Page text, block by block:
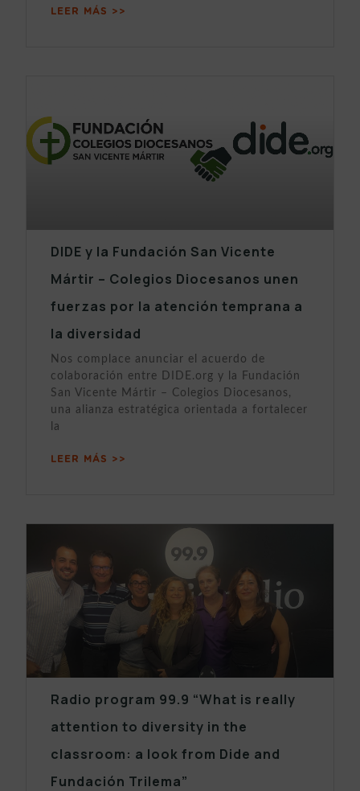
LEER MÁS >>
DIDE y la Fundación San Vicente
Mártir – Colegios Diocesanos unen
fuerzas por la atención temprana a
la diversidad
Nos complace anunciar el acuerdo de
colaboración entre DIDE.org y la Fundación
San Vicente Mártir – Colegios Diocesanos,
una alianza estratégica orientada a fortalecer
la
LEER MÁS >>
Radio program 99.9 “What is really
attention to diversity in the
classroom: a look from Dide and
Fundación Trilema”